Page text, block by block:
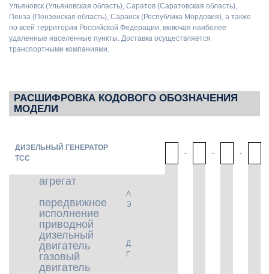
Ульяновск (Ульяновская область), Саратов (Саратовская область),
Пенза (Пензенская область), Саранск (Республика Мордовия), а также
по всей территории Российской Федерации, включая наиболее
удаленные населенные пункты. Доставка осуществляется
транспортными компаниями.
РАСШИФРОВКА КОДОВОГО ОБОЗНАЧЕНИЯ
МОДЕЛИ
ДИЗЕЛЬНЫЙ ГЕНЕРАТОР
ТСС
- - -
агрегат
передвижное
исполнение
приводной
дизельный
двигатель
газовый
двигатель
А
Э
Д
Г